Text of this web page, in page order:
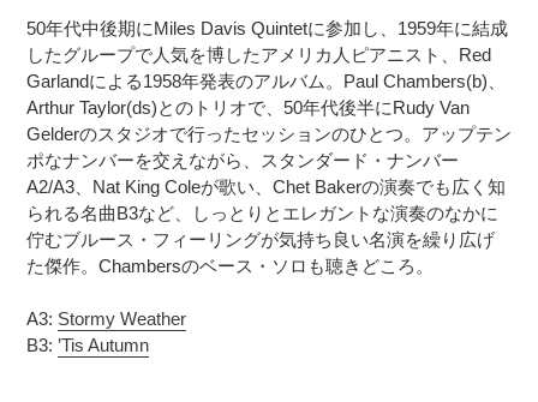
ま
す
コ
ン
デ
ィ
シ
ョ
ン
表
に
つ
す
る
50年代中後期にMiles Davis Quintetに参加し、1959年に結成
したグループで人気を博したアメリカ人ピアニスト、Red
Garlandによる1958年発表のアルバム。Paul Chambers(b)、
Arthur Taylor(ds)とのトリオで、50年代後半にRudy Van
Gelderのスタジオで行ったセッションのひとつ。アップテン
ポなナンバーを交えながら、スタンダード・ナンバー
A2/A3、Nat King Coleが歌い、Chet Bakerの演奏でも広く知
られる名曲B3など、しっとりとエレガントな演奏のなかに
佇むブルース・フィーリングが気持ち良い名演を繰り広げ
た傑作。Chambersのベース・ソロも聴きどころ。
A3: Stormy Weather
B3: ’Tis Autumn